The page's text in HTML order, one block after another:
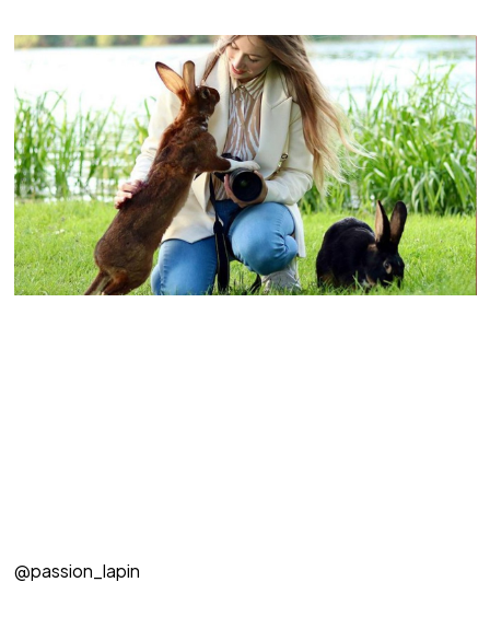
@passion_lapin